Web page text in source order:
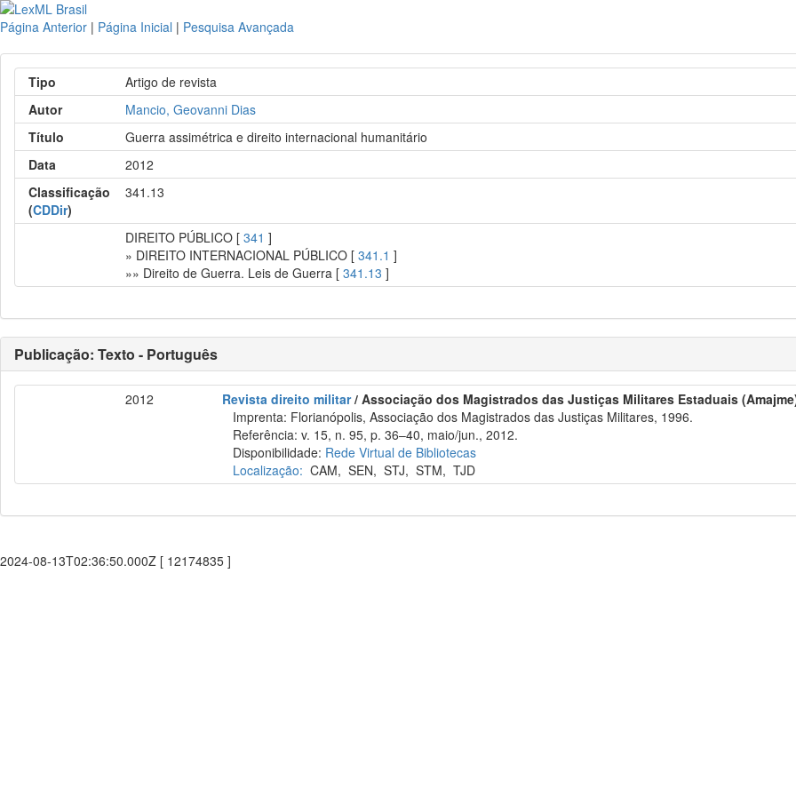
Página Anterior | Página Inicial | Pesquisa Avançada
Tipo
Artigo de revista
Autor
Mancio, Geovanni Dias
Título
Guerra assimétrica e direito internacional humanitário
Data
2012
Classificação
(CDDir)
341.13
DIREITO PÚBLICO [341 ]
» DIREITO INTERNACIONAL PÚBLICO [341.1 ]
»» Direito de Guerra. Leis de Guerra [341.13 ]
Publicação: Texto - Português
2012 Revista direito militar/ Associação dos Magistrados das Justiças Militares Estaduais
Imprenta: Florianópolis, Associação dos Magistrados das Justiças Militares, 1996.
Referência: v. 15, n. 95, p. 36–40, maio/jun., 2012.
Disponibilidade: Rede Virtual de Bibliotecas
Localização: CAM,SEN,STJ,STM,TJD
2024-08-13T02:36:50.000Z [ 12174835 ]